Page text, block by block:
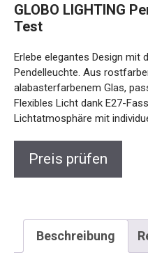
GLOBO LIGHTING
Test
Erlebe elegantes Design mit
Pendelleuchte. Aus
alabasterfarbenem Glas,
Flexibles Licht dank E27-
Lichtatmosphäre mit
Preis prüfen
Beschreibung